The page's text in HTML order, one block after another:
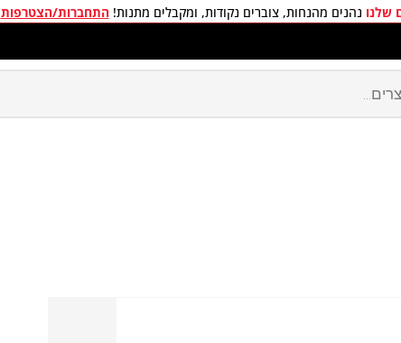
שלנו נהנים מהנחות, צוברים נקודות, ומקבלים מתנות!התחברות/הצטרפות
בכל קניה מעל 299 ₪